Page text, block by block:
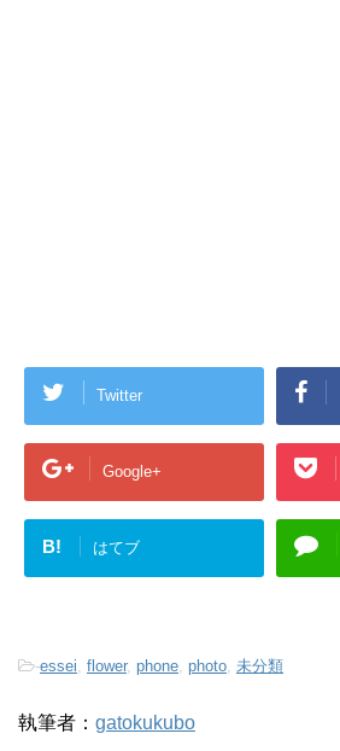
Twitter
Google+
B! はてブ
-essei flower, phone photo 未分類
執筆者： gatokukubo